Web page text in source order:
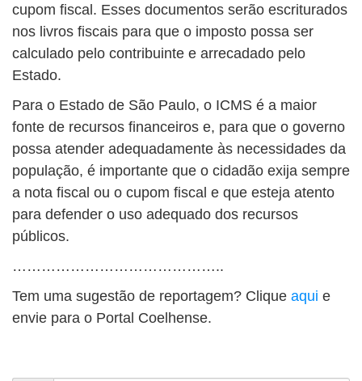
cupom fiscal. Esses documentos serão escriturados
nos livros fiscais para que o imposto possa ser
calculado pelo contribuinte e arrecadado pelo
Estado.
Para o Estado de São Paulo, o ICMS é a maior
fonte de recursos financeiros e, para que o governo
possa atender adequadamente às necessidades da
população, é importante que o cidadão exija sempre
a nota fiscal ou o cupom fiscal e que esteja atento
para defender o uso adequado dos recursos
públicos.
……………………………………..
Tem uma sugestão de reportagem? Clique aqui e
envie para o Portal Coelhense.